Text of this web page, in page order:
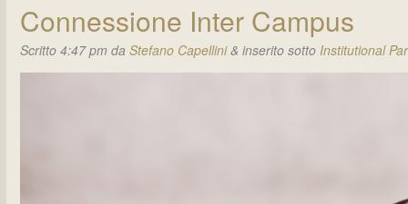
Connessione Inter Campus
Scritto 4:47 pm da Stefano Capellini & inserito sotto Institutional